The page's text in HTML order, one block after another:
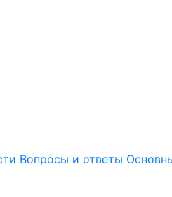
Вопросы и ответы